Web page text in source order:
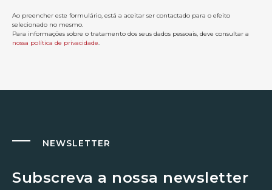
Ao preencher este formulário, está a aceitar ser contactado para o efeito
selecionado no mesmo.
Para informações sobre o tratamento dos seus dados pessoais, deve consultar a
nossa política de privacidade.
NEWSLETTER
Subscreva a nossa newsletter